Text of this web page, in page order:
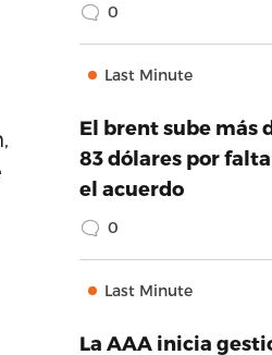
0
Last Minute
El brent sube más
83 dólares por
el acuerdo
0
Last Minute
La AAA inicia